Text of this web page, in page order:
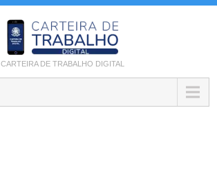
CARTEIRA DE TRABALHO DIGITAL